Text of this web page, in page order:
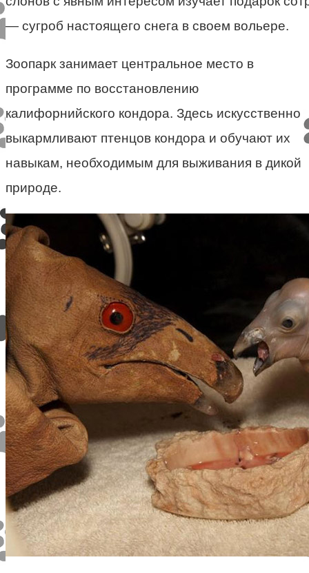
— сугроб настоящего снега в своем вольере.
Зоопарк занимает центральное место в
программе по восстановлению
калифорнийского кондора. Здесь искусственно
выкармливают птенцов кондора и обучают их
навыкам, необходимым для выживания в дикой
природе.